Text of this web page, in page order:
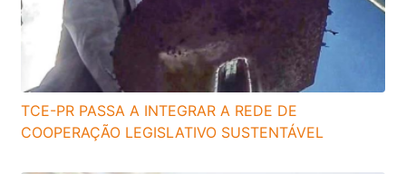
TCE-PR PASSA A INTEGRAR A REDE DE
COOPERAÇÃO LEGISLATIVO SUSTENTÁVEL